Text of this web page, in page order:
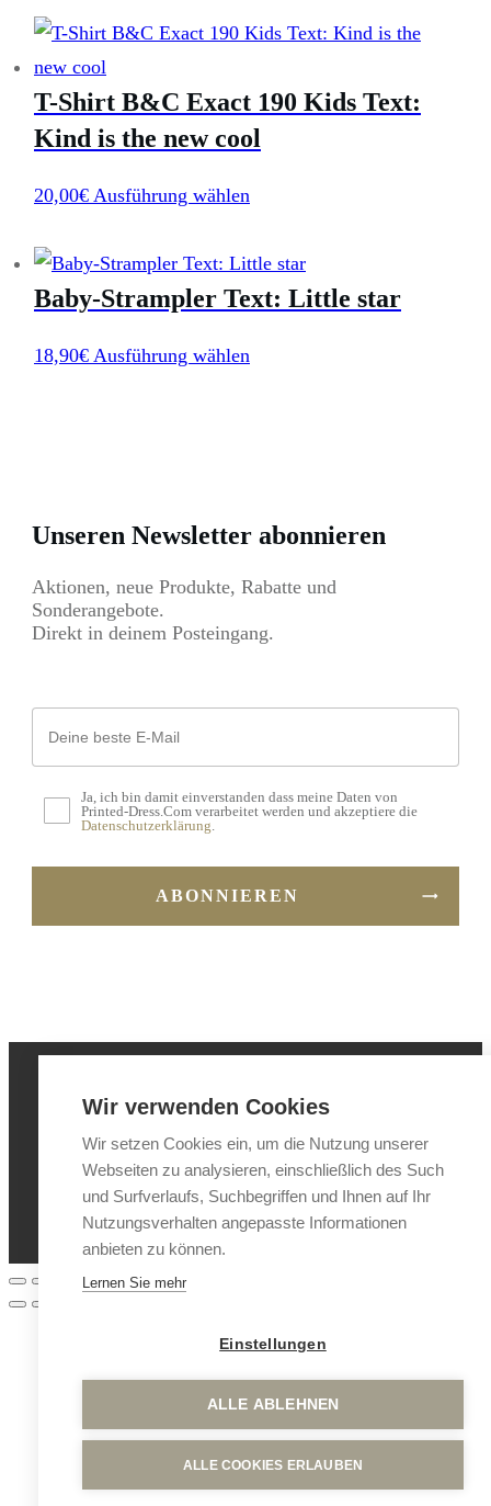
können
der
Produktseite
werden
weist
Varianten
auf.
Optionen
auf
der
gewählt
T-Shirt B&C Exact 190 Kids Text:
Kind is the new cool
20,00€ Ausführung wählen
weist
mehrere
auf.
der
werden
Baby-Strampler Text: Little star
18,90€ Ausführung wählen
auf.
Optionen
können
gewählt
werden
Unseren Newsletter abonnieren
Aktionen, neue Produkte, Rabatte und
Sonderangebote.
Direkt in deinem Posteingang.
Ja, ich bin damit einverstanden dass meine Daten von
Printed-Dress.Com verarbeitet werden und akzeptiere die
Datenschutzerklärung
ABONNIEREN
© Alle Rechte vorbehalten | okama-consulting.com
DATENSCHUTZERKLÄRUNG
Wir verwenden Cookies
Wir setzen Cookies ein, um die Nutzung unserer
Webseiten zu analysieren, einschließlich des Such
und Surfverlaufs, Suchbegriffen und Ihnen auf Ihr
Nutzungsverhalten angepasste Informationen
anbieten zu können.
Lernen Sie mehr
Einstellungen
ALLE ABLEHNEN
ALLE COOKIES ERLAUBEN